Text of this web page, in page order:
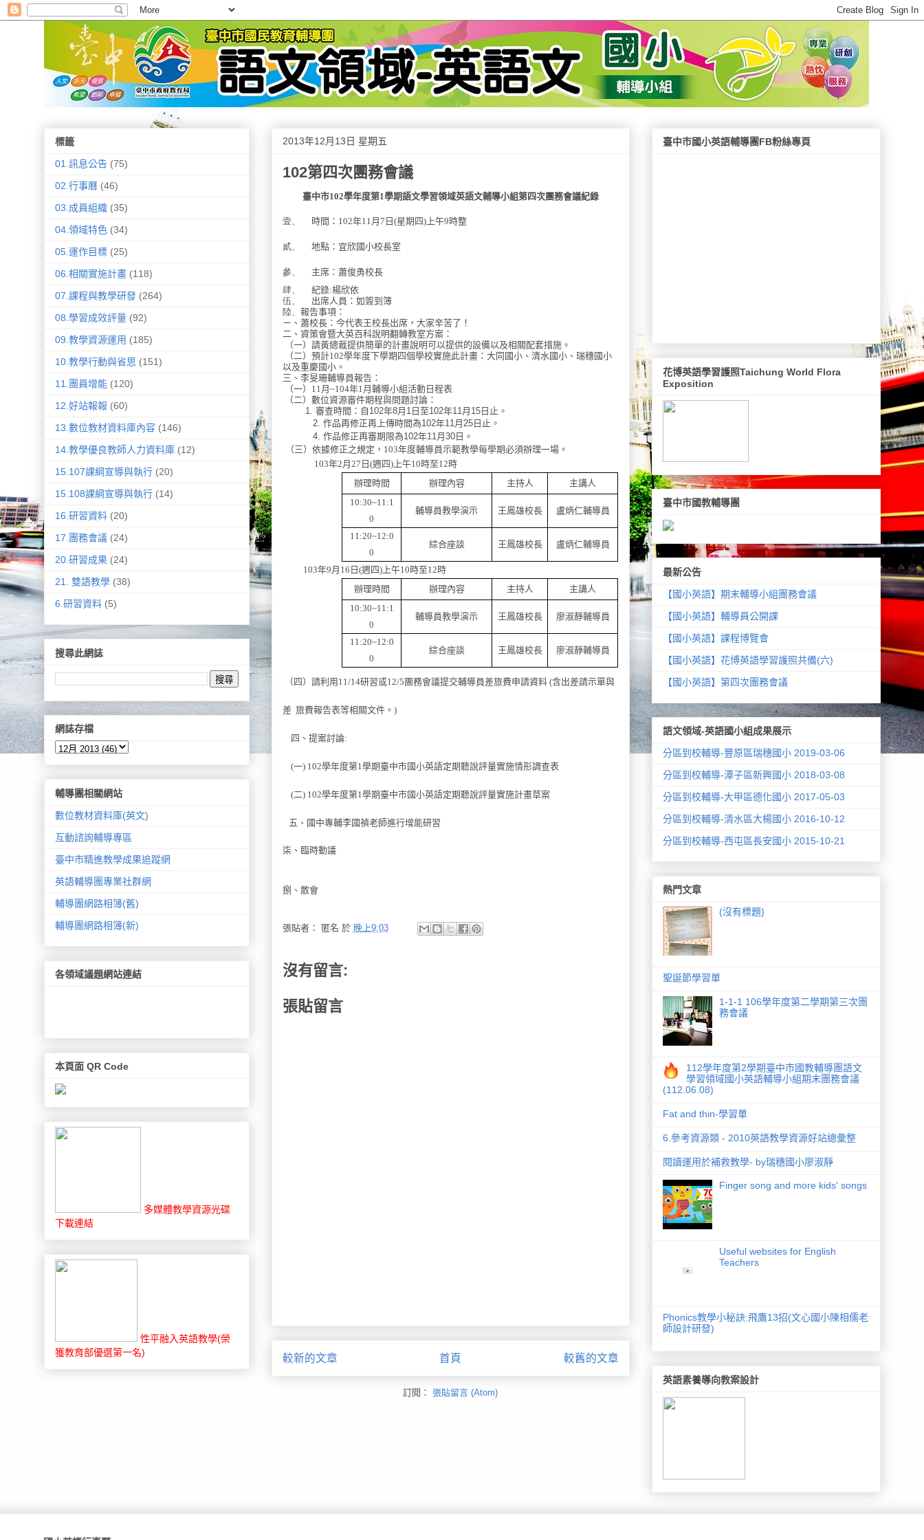
2013年12月13日 星期五
102第四次團務會議
臺中市102學年度第1學期語文學習領域英語文輔導小組第四次團務會議紀錄
壹、 時間： 102年11月 7 日 (星期四)上午9 時整
貳、 地點：宜欣國小校長室
參、
主席：蕭俊勇校長
肆、
紀錄:楊欣依
伍、
出席人員：如簽到簿
陸、 報告事項：
ㄧ、蕭校長：今代表王校長出席，大家辛苦了！
二、資策會暨大英百科說明翻轉教室方案：
（一）請黃總裁提供簡單的計畫說明可以提供的設備以及相關配套措施。
（二）預計102學年度下學期四個學校實施此計畫：大同國小、清水國小、瑞穗國小
以及重慶國小。
三、李旻珊輔導員報告：
（一） 11月 ~104年1月輔導小組活動日程表
（二） 數位資源審件期程與問題討論：
1. 審查時間：自 102年8月 1日至102年11月 15日止。
2. 作品再修正再上傳時間為102年11月 25日止。
4. 作品修正再審期限為102年11月 30日。
（三） 依據修正之規定， 103年度輔導員示範教學每學期必須辦理一場。
103年2月 27 日 (週四)上午10 時至12 時
辦理時間
辦理內容 主持人
主講人
10:30~11:1
0
輔導員教學演示 王鳳雄校長 盧炳仁輔導員
11:20~12:0
0
綜合座談 王鳳雄校長 盧炳仁輔導員
103年9月 16 日 (週四)上午10 時至12 時
辦理時間
辦理內容 主持人
主講人
10:30~11:1
0
輔導員教學演示 王鳳雄校長 廖淑靜輔導員
11:20~12:0
0
綜合座談 王鳳雄校長 廖淑靜輔導員
（四）請利用 11/14研習或12/5 團務會議提交輔導員差旅費申請資料(含出差請示單與
差 旅費報告表等相關文件。 )
四、提案討論:
(一) 102學年度第1學期臺中市國小英語定期聽說評量實施情形調查表
(二) 102學年度第1學期臺中市國小英語定期聽說評量實施計畫草案
五、國中專輔李國禎老師進行增能研習
柒、臨時動議
捌、散會
張貼者： 匿名 於 晚上9:03
沒有留言:
張貼留言
較新的文章 較舊的文章
首頁
訂閱： 張貼留言 (Atom)
標籤
01.訊息公告 (75)
02.行事曆 (46)
03.成員組織 (35)
04.領域特色 (34)
05.運作目標 (25)
06.相關實施計畫 (118)
07.課程與教學研發 (264)
08.學習成效評量 (92)
09.教學資源運用 (185)
10.教學行動與省思 (151)
11.團員增能 (120)
12.好站報報 (60)
13.數位教材資料庫內容 (146)
14.教學優良教師人力資料庫 (12)
15.107課綱宣導與執行 (20)
15.108課綱宣導與執行 (14)
16.研習資料 (20)
17.團務會議 (24)
20.研習成果 (24)
21. 雙語教學 (38)
6.研習資料 (5)
搜尋此網誌
網誌存檔
輔導團相關網站
數位教材資料庫(英文)
互動諮詢輔導專區
臺中市精進教學成果追蹤網
英語輔導團專業社群網
輔導團網路相簿(舊)
輔導團網路相簿(新)
各領域議題網站連結
本頁面 QR Code
多媒體教學資源光碟
下載連結
性平融入英語教學(榮
獲教育部優選第一名)
臺中市國小英語輔導團FB粉絲專頁
花博英語學習護照Taichung World Flora
Exposition
臺中市國教輔導團
最新公告
【國小英語】期末輔導小組團務會議
【國小英語】輔導員公開課
【國小英語】課程博覽會
【國小英語】花博英語學習護照共備(六)
【國小英語】第四次團務會議
語文領域-英語國小組成果展示
分區到校輔導-豐原區瑞穗國小 2019-03-06
分區到校輔導-潭子區新興國小 2018-03-08
分區到校輔導-大甲區德化國小 2017-05-03
分區到校輔導-清水區大楊國小 2016-10-12
分區到校輔導-西屯區長安國小 2015-10-21
熱門文章
(沒有標題)
聖誕節學習單
1-1-1 106學年度第二學期第三次團
務會議
112學年度第2學期臺中市國教輔導團語文
學習領域國小英語輔導小組期末團務會議
(112.06.08)
Fat and thin-學習單
6.參考資源類 - 2010英語教學資源好站總彙整
閱讀運用於補救教學- by瑞穗國小廖淑靜
Finger song and more kids' songs
Useful websites for English
Teachers
Phonics教學小秘訣:飛鷹13招(文心國小陳相儒老
師設計研發)
英語素養導向教案設計